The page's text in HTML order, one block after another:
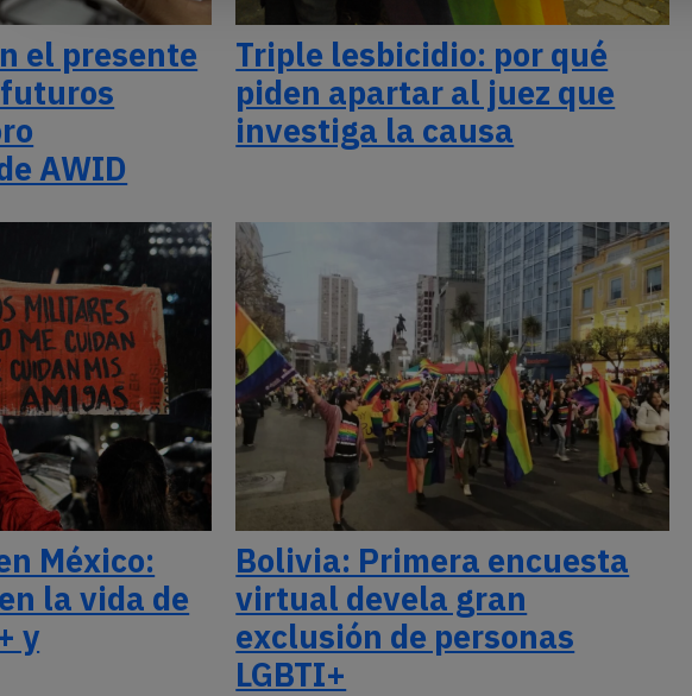
el presente
AWID
Triple lesbicidio: por qué
piden apartar al juez que
investiga la causa
México:
la vida de
y
Bolivia: Primera encuesta
virtual devela gran
exclusión de personas
LGBTI+